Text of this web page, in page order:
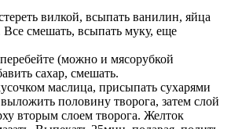
вилкой, всыпать ванилин, яйца
Все смешать, всыпать муку, еще
(можно и мясорубкой
сахар, смешать.
маслица, присыпать сухарями
половину творога, затем слой
вторым слоем творога. Желток